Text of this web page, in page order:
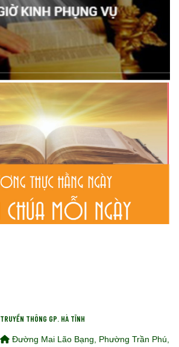
TRUYỀN THÔNG GP. HÀ TĨNH
Đường Mai Lão Bạng, Phường Trần Phú,